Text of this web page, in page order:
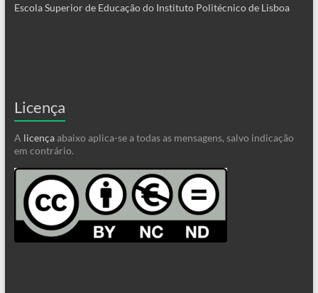
Escola Superior de Educação do Instituto Politécnico de Lisboa
Licença
A licençaabaixo aplica-se a todas as mensagens, salvo indicação
em contrário.